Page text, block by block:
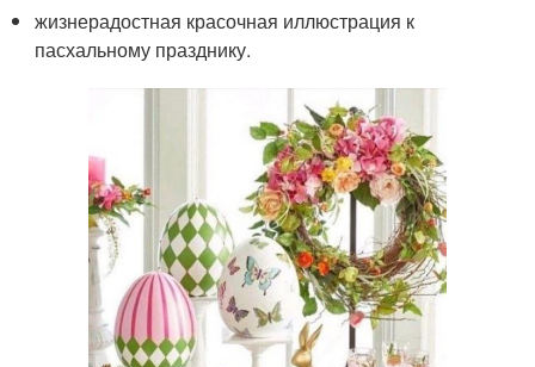
жизнерадостная красочная иллюстрация к
пасхальному празднику.